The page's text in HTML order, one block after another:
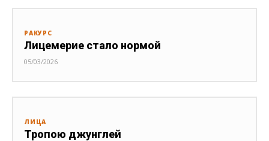
РАКУРС
Лицемерие стало нормой
05/03/2026
ЛИЦА
Тропою джунглей